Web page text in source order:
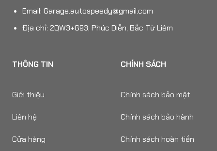
Email: Garage.autospeedy@gmail.com
Địa chỉ: 2QW3+G93, Phúc Diễn, Bắc Từ Liêm
THÔNG TIN
Giới thiệu
Liên hệ
Cửa hàng
CHÍNH SÁCH
Chính sách bảo mật
Chính sách bảo hành
Chính sách hoàn tiền